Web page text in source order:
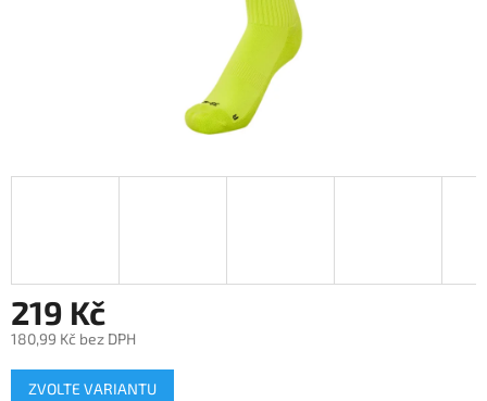
219 Kč
180,99 Kč bez DPH
Měrná
cena:
ZVOLTE VARIANTU